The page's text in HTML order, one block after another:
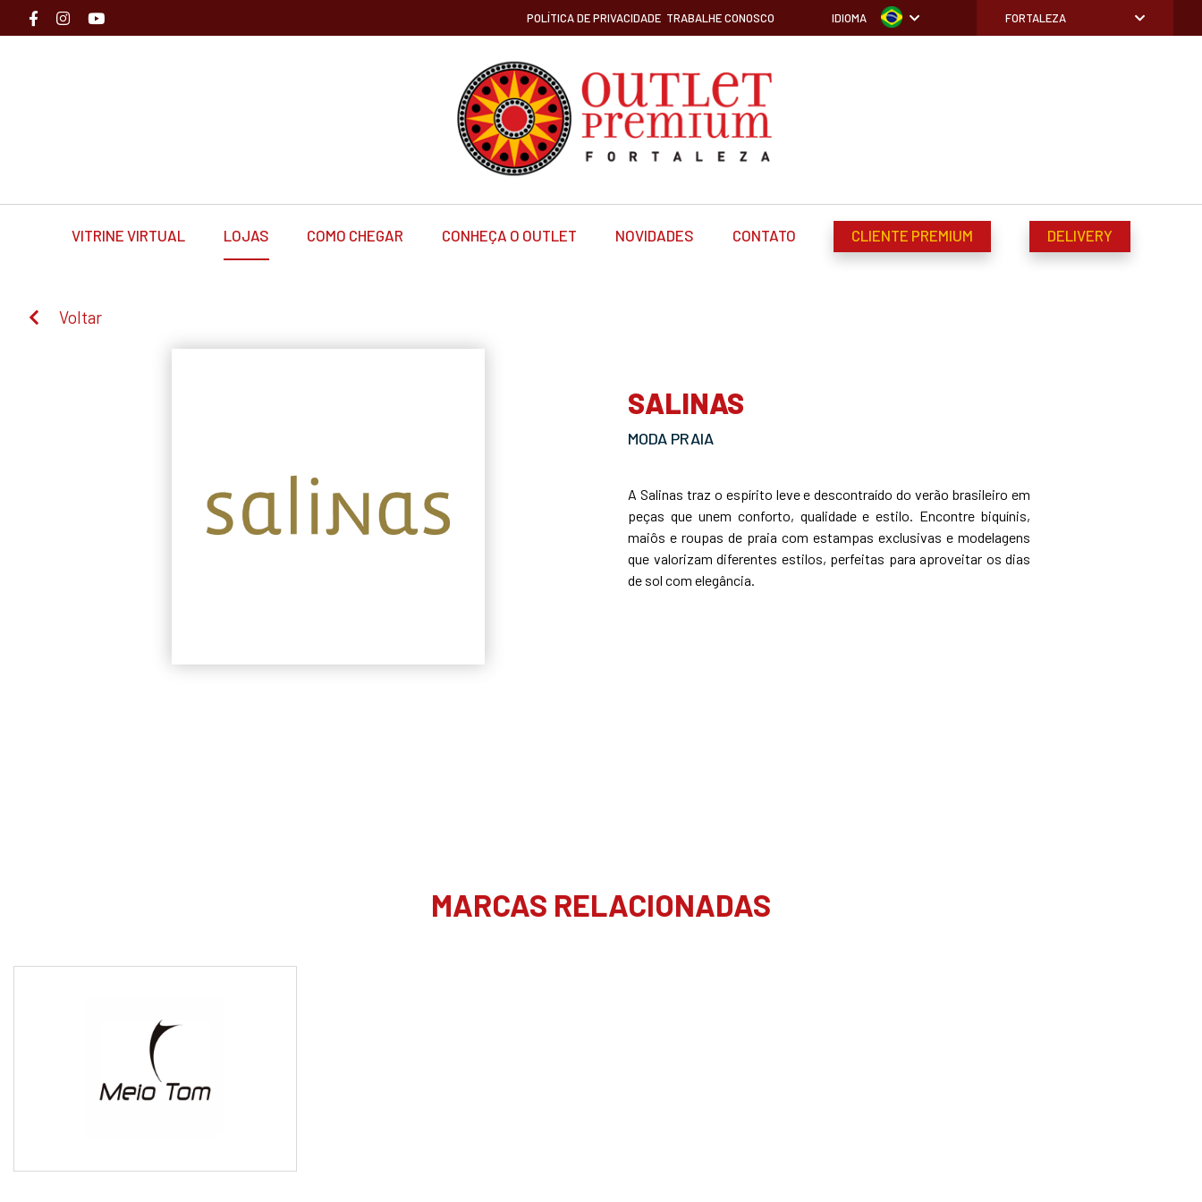
POLÍTICA DE PRIVACIDADE TRABALHE CONOSCO IDIOMA FORTALEZA
VITRINE VIRTUAL LOJAS COMO CHEGAR CONHEÇA O OUTLET NOVIDADES CONTATO CLIENTE PREMIUM DELIVERY
Voltar
SALINAS
MODA PRAIA
A Salinas traz o espírito leve e descontraído do verão brasileiro em
peças que unem conforto, qualidade e estilo. Encontre biquínis,
maiôs e roupas de praia com estampas exclusivas e modelagens
que valorizam diferentes estilos, perfeitas para aproveitar os dias
de sol com elegância.
MARCAS RELACIONADAS